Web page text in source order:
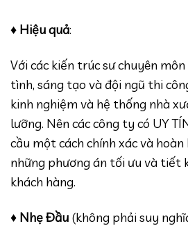
♦ Hiệu quả:
Với các kiến trúc sư chuyên
tình, sáng tạo và đội ngũ thi
kinh nghiệm và hệ thống nhà
lưỡng. Nên các công ty có UY
cầu một cách chính xác và
những phương án tối ưu và tiết
khách hàng.
♦ Nhẹ Đầu (không phải suy